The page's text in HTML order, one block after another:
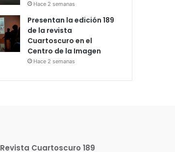
Hace 2 semanas
Presentan la edición 189
de la revista
Cuartoscuro en el
Centro de la Imagen
Hace 2 semanas
Revista Cuartoscuro 189